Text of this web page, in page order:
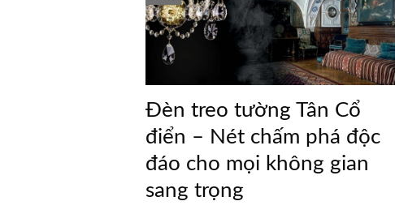
Đèn treo tường Tân Cổ
điển – Nét chấm phá độc
đáo cho mọi không gian
sang trọng